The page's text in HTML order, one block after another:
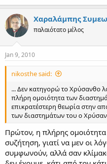
Χαραλάμπης
παλαιότατο μέλος
Jan 9, 2010
nikosthe said:
... Δεν κατηγορώ το Χρύσανθο
πλήρη ομοιότητα των
επικρατέστερη θεωρία στην
των διαστημάτων του ο
Πρώτον, η πλήρης
συζήτηση, γιατί να μεν οι
συμφωνούν, αλλά σαν